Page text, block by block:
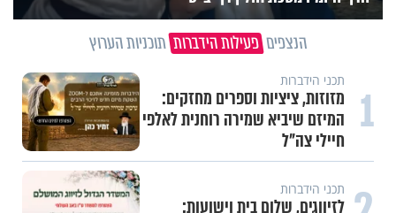
הנצפים פעילות הידברות תוכניות הערוץ
1 תכני הידברות
מזוזות, ציציות וספרים מחזקים:
המיזם שיביא שמירה רוחנית לאלפי
חיילי צה"ל
תכני הידברות
לזיווגים, שלום בית וישועות: